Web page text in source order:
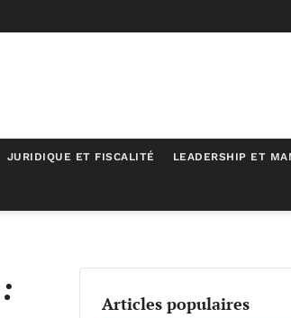
JURIDIQUE ET FISCALITÉ LEADERSHIP ET
Articles populaires